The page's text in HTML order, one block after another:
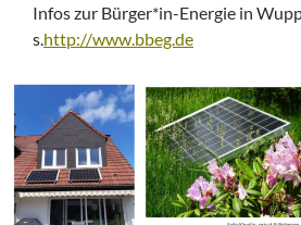
Infos zur Bürger*in-Energie in
s.http://www.bbeg.de